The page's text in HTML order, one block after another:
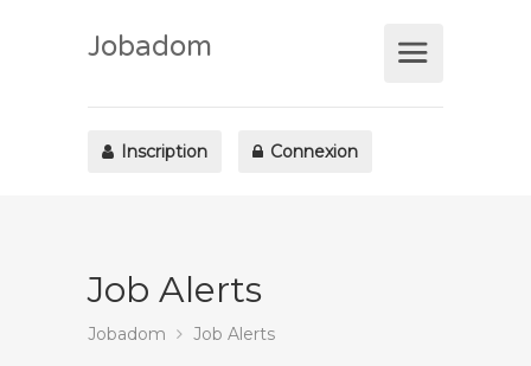
Jobadom
Inscription Connexion
Job Alerts
Jobadom Job Alerts